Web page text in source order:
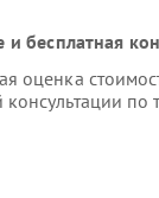
бесплатная
оценка